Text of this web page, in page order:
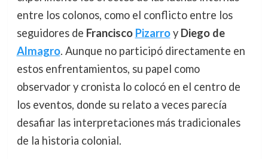
entre los colonos, como el conflicto entre los
seguidores de Francisco Pizarroy Diego de
Almagro. Aunque no participó directamente en
estos enfrentamientos, su papel como
observador y cronista lo colocó en el centro de
los eventos, donde su relato a veces parecía
desafiar las interpretaciones más tradicionales
de la historia colonial.